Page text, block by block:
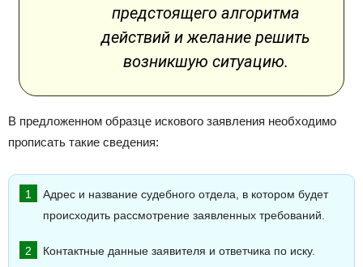
предстоящего алгоритма
действий и желание решить
возникшую ситуацию.
В предложенном образце искового заявления необходимо
прописать такие сведения:
Адрес и название судебного отдела, в котором будет
происходить рассмотрение заявленных требований.
Контактные данные заявителя и ответчика по иску.